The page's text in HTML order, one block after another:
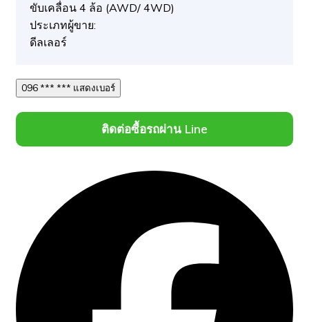
ขับเคลื่อน 4 ล้อ (AWD/ 4WD)
ประเภทผู้ขาย:
ดีลเลอร์
096 *** *** แสดงเบอร์
ติดต่อซื้อรถผ่าน Line